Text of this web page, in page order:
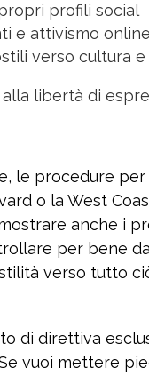
profili social
e attivismo online
verso cultura
libertà di
le procedure
o la West
anche i
per bene
verso tutto
di direttiva
vuoi mettere